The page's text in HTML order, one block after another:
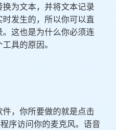
为文本，并将文本记录
发生的，所以你可以直
这也是为什么你必须连
具的原因。
，你所要做的就是点击
序访问你的麦克风。语音